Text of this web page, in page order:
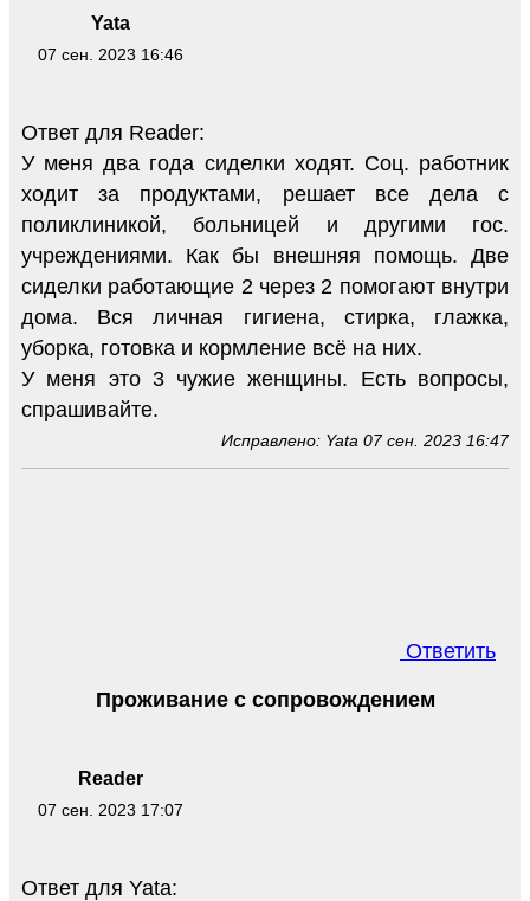
Yata
07 сен. 2023 16:46
Ответ для Reader:
У меня два года сиделки ходят. Соц. работник
ходит за продуктами, решает все дела с
поликлиникой, больницей и другими гос.
учреждениями. Как бы внешняя помощь. Две
сиделки работающие 2 через 2 помогают внутри
дома. Вся личная гигиена, стирка, глажка,
уборка, готовка и кормление всё на них.
У меня это 3 чужие женщины. Есть вопросы,
спрашивайте.
Исправлено: Yata 07 сен. 2023 16:47
Ответить
Reader
07 сен. 2023 17:07
Проживание с сопровождением
Ответ для Yata: